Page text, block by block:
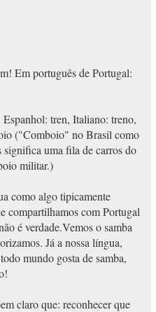
Em português de Portugal:
tren, Italiano: treno,
("Comboio" no Brasil como
significa uma fila de carros do
militar.)
como algo tipicamente
compartilhamos com Portugal
é verdade.Vemos o samba
Já a nossa língua,
mundo gosta de samba,
claro que: reconhecer que